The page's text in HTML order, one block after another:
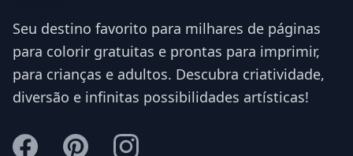
Seu destino favorito para milhares de páginas
para colorir gratuitas e prontas para imprimir,
para crianças e adultos. Descubra criatividade,
diversão e infinitas possibilidades artísticas!